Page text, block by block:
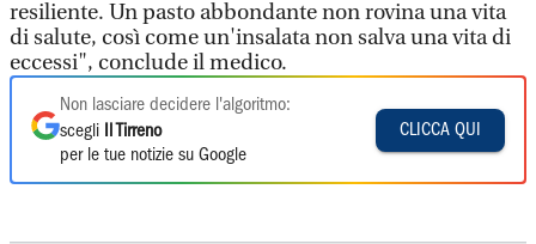
resiliente. Un pasto abbondante non rovina una vita
di salute, così come un'insalata non salva una vita di
eccessi", conclude il medico.
Non lasciare decidere l'algoritmo:
scegli
Il Tirreno
per le tue notizie su Google
CLICCA QUI